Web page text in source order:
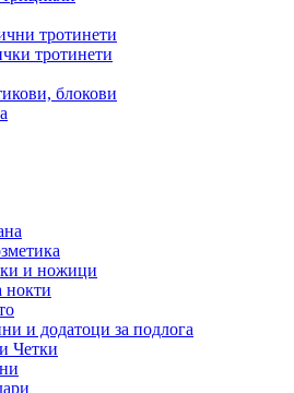
тротинети
тротинети
блокови
и ножици
нокти
и додатоци за подлога
Четки